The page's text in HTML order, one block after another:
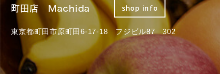
町田店 Machida shop info
東京都町田市原町田6-17-18 フジビル87 302